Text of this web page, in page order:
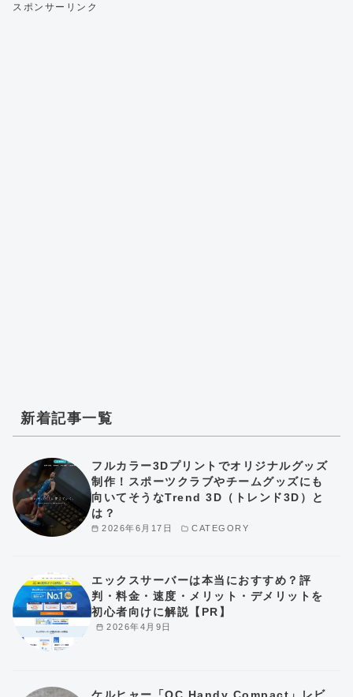
スポンサーリンク
新着記事一覧
2026年6月17日 CATEGORY
フルカラー3Dプリントでオリジナルグッズ
制作！スポーツクラブやチームグッズにも
向いてそうなTrend 3D（トレンド3D）と
は？
2026年4月9日
エックスサーバーは本当におすすめ？評
判・料金・速度・メリット・デメリットを
初心者向けに解説【PR】